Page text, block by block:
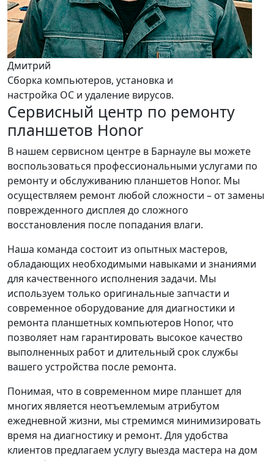
Дмитрий
Сборка компьютеров, установка и
настройка ОС и удаление вирусов.
Сервисный центр по ремонту
планшетов Honor
В нашем сервисном центре в Барнауле вы можете
воспользоваться профессиональными услугами по
ремонту и обслуживанию планшетов Honor. Мы
осуществляем ремонт любой сложности – от замены
поврежденного дисплея до сложного
восстановления после попадания влаги.
Наша команда состоит из опытных мастеров,
обладающих необходимыми навыками и знаниями
для качественного исполнения задачи. Мы
используем только оригинальные запчасти и
современное оборудование для диагностики и
ремонта планшетных компьютеров Honor, что
позволяет нам гарантировать высокое качество
выполненных работ и длительный срок службы
вашего устройства после ремонта.
Понимая, что в современном мире планшет для
многих является неотъемлемым атрибутом
ежедневной жизни, мы стремимся минимизировать
время на диагностику и ремонт. Для удобства
клиентов предлагаем услугу выезда мастера на дом